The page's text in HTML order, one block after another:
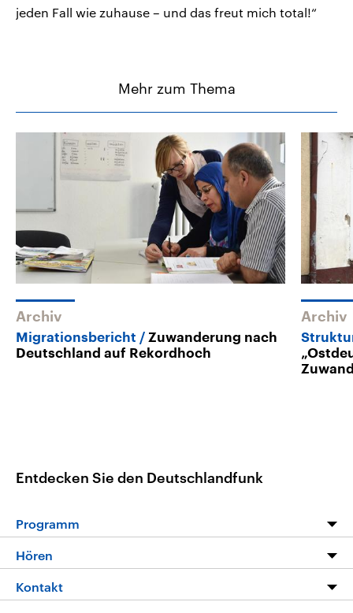
jeden Fall wie zuhause – und das freut mich total!“
Mehr zum Thema
Archiv
Migrationsbericht
Zuwanderung nach
Deutschland auf Rekordhoch
Archiv
Entdecken Sie den Deutschlandfunk
Programm
Die Nachrichten
Hören
Livestream
Kontakt